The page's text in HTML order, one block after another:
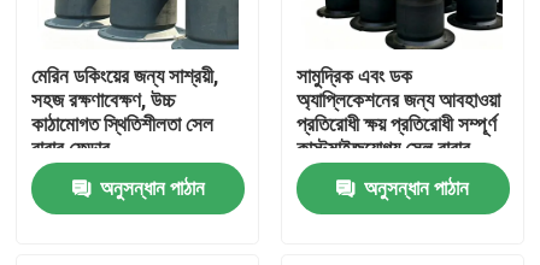
মেরিন ডকিংয়ের জন্য সাশ্রয়ী,
সহজ রক্ষণাবেক্ষণ, উচ্চ
কাঠামোগত স্থিতিশীলতা সেল
রাবার ফেন্ডার
অনুসন্ধান পাঠান
সামুদ্রিক এবং ডক
অ্যাপ্লিকেশনের জন্য আবহাওয়া
প্রতিরোধী ক্ষয় প্রতিরোধী সম্পূর্ণ
কাস্টমাইজযোগ্য সেল রাবার
ফেন্ডার
অনুসন্ধান পাঠান